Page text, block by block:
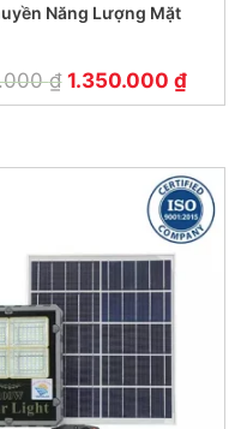
Năng Lượng Mặt
₫ 1.350.000 ₫